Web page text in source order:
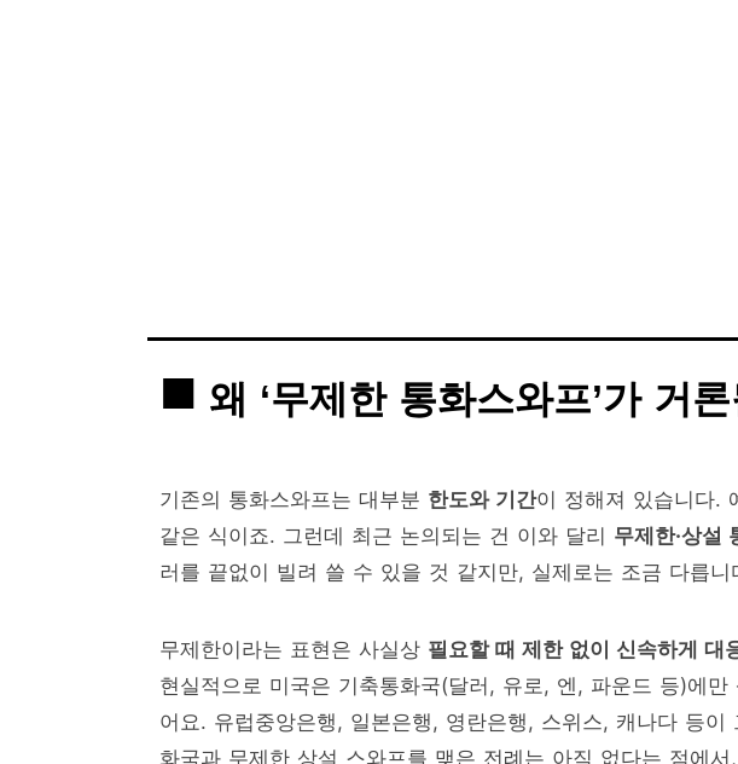
왜 ‘무제한 통화스와프’가 거
기존의 통화스와프는 대부분 한도와 기간이 정해져 있습니다.
같은 식이죠. 그런데 최근 논의되는 건 이와 달리 무제한·상설
러를 끝없이 빌려 쓸 수 있을 것 같지만, 실제로는 조금 다릅니
무제한이라는 표현은 사실상 필요할 때 제한 없이 신속하게 대
현실적으로 미국은 기축통화국(달러, 유로, 엔, 파운드 등)에
어요. 유럽중앙은행, 일본은행, 영란은행, 스위스, 캐나다 등
화국과 무제한 상설 스와프를 맺은 전례는 아직 없다는 점에